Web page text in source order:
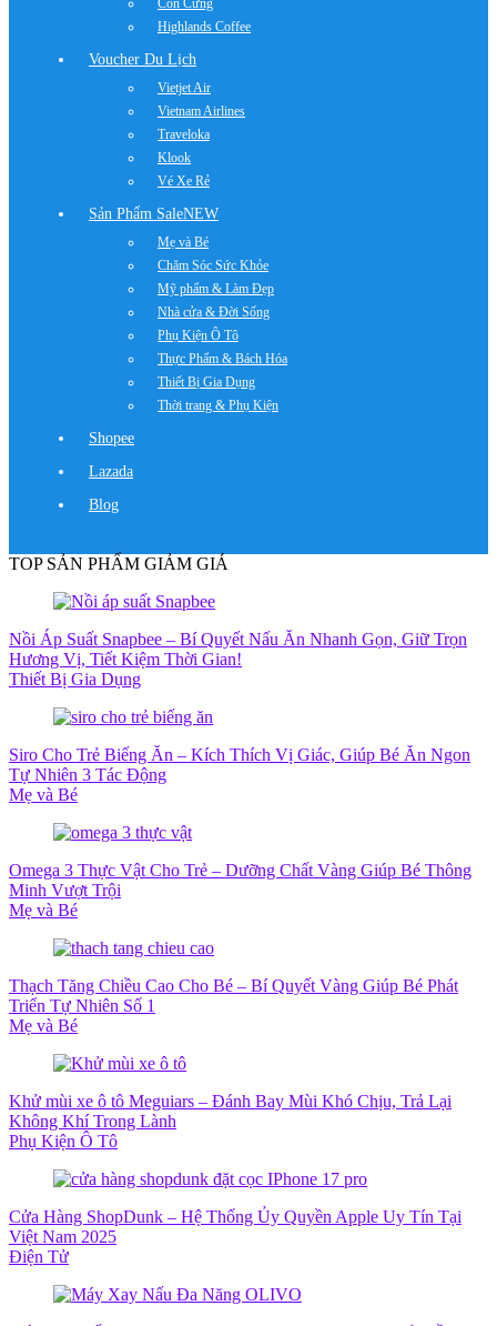
Con Cưng
Highlands Coffee
Voucher Du Lịch
Vietjet Air
Vietnam Airlines
Traveloka
Klook
Vé Xe Rẻ
Sản Phẩm SaleNEW
Mẹ và Bé
Chăm Sóc Sức Khỏe
Mỹ phẩm & Làm Đẹp
Nhà cửa & Đời Sống
Phụ Kiện Ô Tô
Thực Phẩm & Bách Hóa
Thiết Bị Gia Dụng
Thời trang & Phụ Kiện
Shopee
Lazada
Blog
TOP SẢN PHẨM GIẢM GIÁ
Nồi Áp Suất Snapbee – Bí Quyết Nấu Ăn Nhanh Gọn, Giữ Trọn
Hương Vị, Tiết Kiệm Thời Gian!
Thiết Bị Gia Dụng
Siro Cho Trẻ Biếng Ăn – Kích Thích Vị Giác, Giúp Bé Ăn Ngon
Tự Nhiên 3 Tác Động
Mẹ và Bé
Omega 3 Thực Vật Cho Trẻ – Dưỡng Chất Vàng Giúp Bé Thông
Minh Vượt Trội
Mẹ và Bé
Thạch Tăng Chiều Cao Cho Bé – Bí Quyết Vàng Giúp Bé Phát
Triển Tự Nhiên Số 1
Mẹ và Bé
Khử mùi xe ô tô Meguiars – Đánh Bay Mùi Khó Chịu, Trả Lại
Không Khí Trong Lành
Phụ Kiện Ô Tô
Cửa Hàng ShopDunk – Hệ Thống Ủy Quyền Apple Uy Tín Tại
Việt Nam 2025
Điện Tử